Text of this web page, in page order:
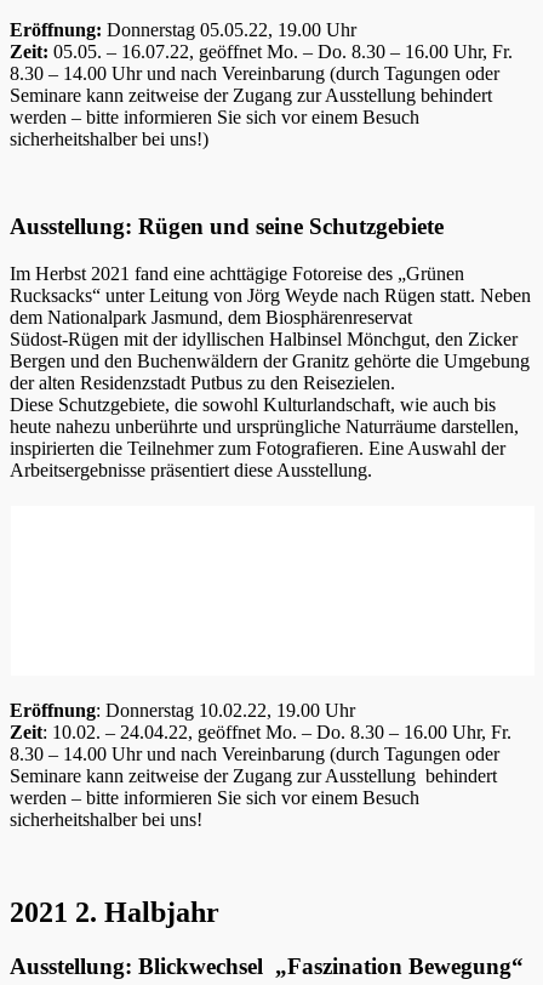
Eröffnung: Donnerstag 05.05.22, 19.00 Uhr
Zeit: 05.05. – 16.07.22, geöffnet Mo. – Do. 8.30 – 16.00 Uhr, Fr.
8.30 – 14.00 Uhr und nach Vereinbarung (durch Tagungen oder
Seminare kann zeitweise der Zugang zur Ausstellung behindert
werden – bitte informieren Sie sich vor einem Besuch
sicherheitshalber bei uns!)
Ausstellung: Rügen und seine Schutzgebiete
Im Herbst 2021 fand eine achttägige Fotoreise des „Grünen
Rucksacks“ unter Leitung von Jörg Weyde nach Rügen statt. Neben
dem Nationalpark Jasmund, dem Biosphärenreservat
Südost-Rügen mit der idyllischen Halbinsel Mönchgut, den Zicker
Bergen und den Buchenwäldern der Granitz gehörte die Umgebung
der alten Residenzstadt Putbus zu den Reisezielen.
Diese Schutzgebiete, die sowohl Kulturlandschaft, wie auch bis
heute nahezu unberührte und ursprüngliche Naturräume darstellen,
inspirierten die Teilnehmer zum Fotografieren. Eine Auswahl der
Arbeitsergebnisse präsentiert diese Ausstellung.
Eröffnung: Donnerstag 10.02.22, 19.00 Uhr
Zeit: 10.02. – 24.04.22, geöffnet Mo. – Do. 8.30 – 16.00 Uhr, Fr.
8.30 – 14.00 Uhr und nach Vereinbarung (durch Tagungen oder
Seminare kann zeitweise der Zugang zur Ausstellung behindert
werden – bitte informieren Sie sich vor einem Besuch
sicherheitshalber bei uns!
2021 2. Halbjahr
Ausstellung: Blickwechsel „Faszination Bewegung“